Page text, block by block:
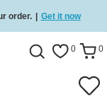
order. | Get it now
Shop now 0 0